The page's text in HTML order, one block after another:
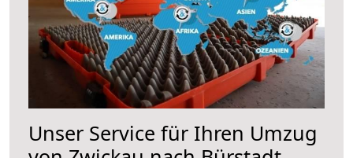
Unser Service für Ihren Umzug